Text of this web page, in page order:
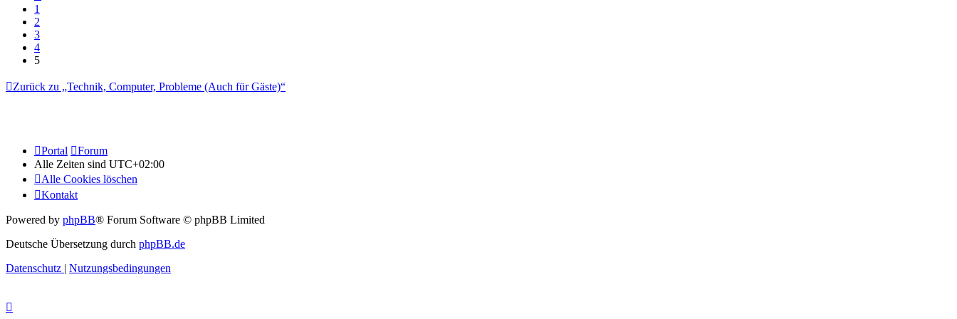
1
2
3
4
5
Zurück zu „Technik, Computer, Probleme (Auch für Gäste)“
Portal
Forum
Alle Zeiten sind UTC+02:00
Alle Cookies löschen
Kontakt
Powered by phpBB® Forum Software © phpBB Limited
Deutsche Übersetzung durch phpBB.de
Datenschutz | Nutzungsbedingungen